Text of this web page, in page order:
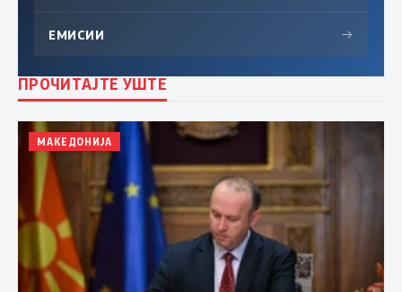
ЕМИСИИ →
ПРОЧИТАЈТЕ УШТЕ
МАКЕДОНИЈА